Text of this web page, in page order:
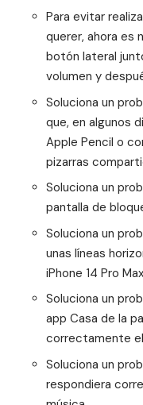
Para evitar
querer, ahora es
botón lateral
volumen y
Soluciona un
que, en algunos
Apple Pencil o
pizarras
Soluciona un
pantalla de
Soluciona un
unas líneas
iPhone 14 Pro
Soluciona un
app Casa de la
correctamente
Soluciona un
respondiera